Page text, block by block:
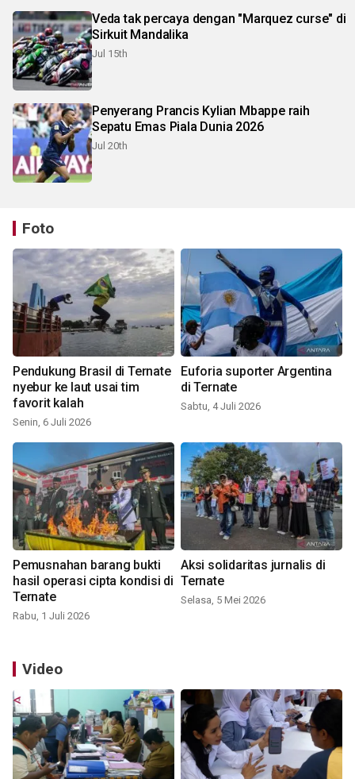
Veda tak percaya dengan "Marquez curse" di
Sirkuit Mandalika
Jul 15th
Penyerang Prancis Kylian Mbappe raih
Sepatu Emas Piala Dunia 2026
Jul 20th
Foto
Pendukung Brasil di Ternate
nyebur ke laut usai tim
favorit kalah
Senin, 6 Juli 2026
Euforia suporter Argentina
di Ternate
Sabtu, 4 Juli 2026
Pemusnahan barang bukti
hasil operasi cipta kondisi di
Ternate
Rabu, 1 Juli 2026
Aksi solidaritas jurnalis di
Ternate
Selasa, 5 Mei 2026
Video